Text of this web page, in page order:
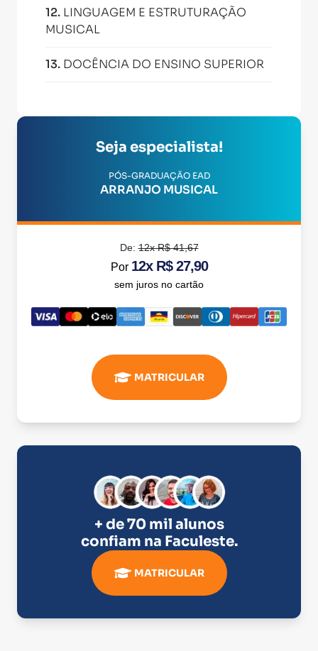
12. LINGUAGEM E ESTRUTURAÇÃO
MUSICAL
13. DOCÊNCIA DO ENSINO SUPERIOR
Seja especialista!
PÓS-GRADUAÇÃO EAD
ARRANJO MUSICAL
De:12x R$ 41,67
Por 12x R$ 27,90
sem juros no cartão
MATRICULAR
+ de 70 mil alunos
confiam na Faculeste.
MATRICULAR